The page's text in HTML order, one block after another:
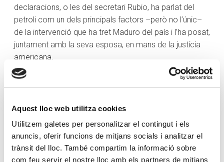
Aquest lloc web utilitza cookies
Utilitzem galetes per personalitzar el contingut i els
anuncis, oferir funcions de mitjans socials i analitzar el
trànsit del lloc. També compartim la informació sobre
com feu servir el nostre lloc amb els partners de mitjans
declaracions, o les del secretari Rubio, ha parlat del
petroli com un dels principals factors –però no l’únic–
de la intervenció que ha tret Maduro del país i l’ha posat,
juntament amb la seva esposa, en mans de la justícia
americana.
En els titulars es diu que Veneçuela és el principal país
mundial amb més reserves de cru, però s’obvia que, pel
barrils diaris a prop d’1 milió actualment. Avui és el
divuitè productor mundial. Les seves infraestructures
estan obsoletes i ja s’ha anunciat la inversió al país dels
productors americans per millorar-les, però també per